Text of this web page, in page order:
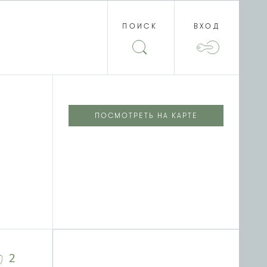
ПОИСК ВХОД
ПОСМОТРЕТЬ НА КАРТЕ
2